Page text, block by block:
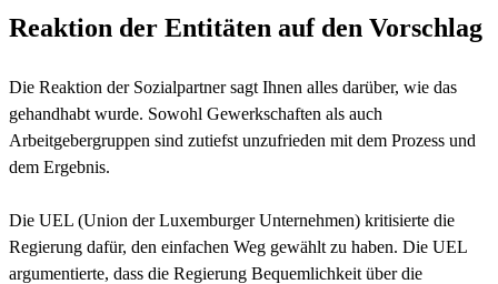
Reaktion der Entitäten auf den Vorschlag
Die Reaktion der Sozialpartner sagt Ihnen alles darüber, wie das
gehandhabt wurde. Sowohl Gewerkschaften als auch
Arbeitgebergruppen sind zutiefst unzufrieden mit dem Prozess und
dem Ergebnis.
Die UEL (Union der Luxemburger Unternehmen) kritisierte die
Regierung dafür, den einfachen Weg gewählt zu haben. Die UEL
argumentierte, dass die Regierung Bequemlichkeit über die